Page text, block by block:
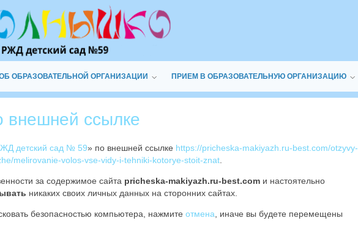
ОБРАЗОВАТЕЛЬНОЙ ОРГАНИЗАЦИИ ПРИЕМ В ОБРАЗОВАТЕЛЬНУЮ ОРГАНИЗАЦИЮ
внешней ссылке
детский сад № 59» по внешней ссылке https://pricheska-makiyazh.ru-best.com/otzyvy-
melirovanie-volos-vse-vidy-i-tehniki-kotorye-stoit-znat
за содержимое сайта pricheska-makiyazh.ru-best.com и настоятельно
никаких своих личных данных на сторонних сайтах.
безопасностью компьютера, нажмите отмена , иначе вы будете перемещены